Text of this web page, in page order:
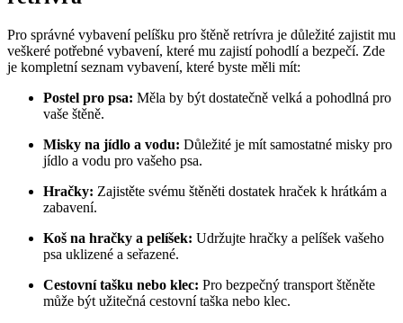
Pro správné vybavení pelíšku pro štěně retrívra je důležité zajistit mu
veškeré potřebné vybavení, které mu zajistí pohodlí a bezpečí. Zde
je kompletní seznam vybavení, které byste měli mít:
Postel pro psa: Měla by být dostatečně velká a pohodlná pro
vaše štěně.
Misky na jídlo a vodu: Důležité je mít samostatné misky pro
jídlo a vodu pro vašeho psa.
Hračky: Zajistěte svému štěněti dostatek hraček k hrátkám a
zabavení.
Koš na hračky a pelíšek: Udržujte hračky a pelíšek vašeho
psa uklizené a seřazené.
Cestovní tašku nebo klec: Pro bezpečný transport štěněte
může být užitečná cestovní taška nebo klec.